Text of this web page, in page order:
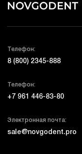
Телефон:
8 (800) 2345-888
Телефон:
+7 961 446-83-80
Электронная почта:
sale@novgodent.pro